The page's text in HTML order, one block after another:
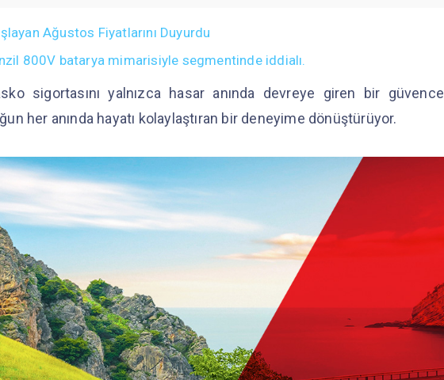
Ağustos Fiyatlarını Duyurdu
800V batarya mimarisiyle segmentinde iddialı.
sigortasını yalnızca hasar anında devreye giren bir güvence
her anında hayatı kolaylaştıran bir deneyime dönüştürüyor.